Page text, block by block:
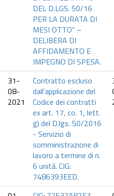
DEL D.LGS. 50/16
PER LA DURATA DI
MESI OTTO” –
DELIBERA DI
AFFIDAMENTO E
IMPEGNO DI SPESA.
31-
08-
2021
Contratto escluso
dall’applicazione del
Codice dei contratti
ex art. 17, co. 1, lett.
g) del D.lgs. 50/2016
- Servizio di
somministrazione di
lavoro a termine di n.
6 unità. CIG:
7486393EED.